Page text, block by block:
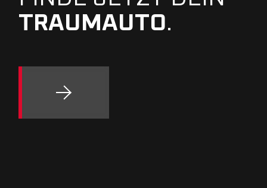
TRAUMAUTO.